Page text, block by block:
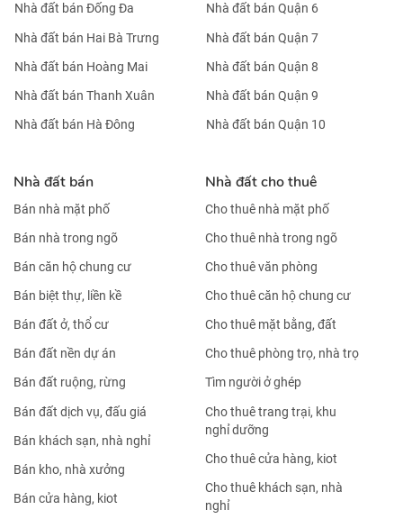
Nhà đất bán Đống Đa
Nhà đất bán Hai Bà Trưng
Nhà đất bán Hoàng Mai
Nhà đất bán Thanh Xuân
Nhà đất bán Hà Đông
Nhà đất bán Quận 6
Nhà đất bán Quận 7
Nhà đất bán Quận 8
Nhà đất bán Quận 9
Nhà đất bán Quận 10
Nhà đất bán
Bán nhà mặt phố
Bán nhà trong ngõ
Bán căn hộ chung cư
Bán biệt thự, liền kề
Bán đất ở, thổ cư
Bán đất nền dự án
Bán đất ruộng, rừng
Bán đất dịch vụ, đấu giá
Bán khách sạn, nhà nghỉ
Bán kho, nhà xưởng
Bán cửa hàng, kiot
Nhà đất cho thuê
Cho thuê nhà mặt phố
Cho thuê nhà trong ngõ
Cho thuê văn phòng
Cho thuê căn hộ chung cư
Cho thuê mặt bằng, đất
Cho thuê phòng trọ, nhà trọ
Tìm người ở ghép
Cho thuê trang trại, khu
nghỉ dưỡng
Cho thuê cửa hàng, kiot
Cho thuê khách sạn, nhà
nghỉ